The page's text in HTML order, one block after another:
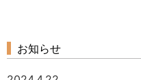
お知らせ